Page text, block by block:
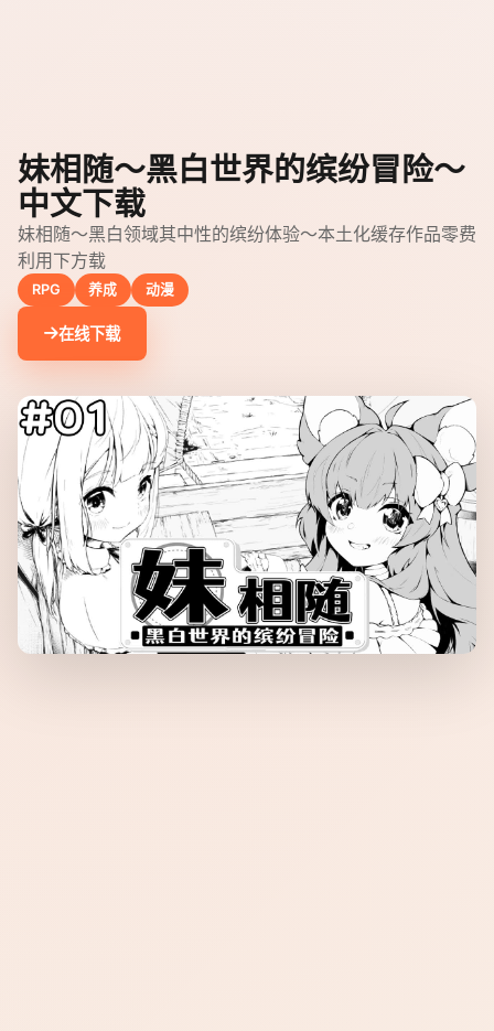
妹相随～黑白世界的缤纷冒险～
中文下载
妹相随～黑白领域其中性的缤纷体验～本土化缓存作品零费
利用下方载
RPG 养成 动漫
在线下载